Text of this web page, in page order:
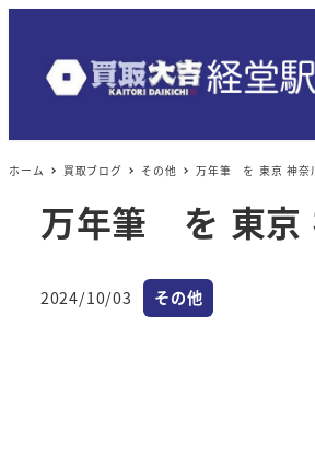
ホーム 買取ブログ その他 万年筆 を 東京 神奈
万年筆 を 東京
投稿日
2024/10/03 カテゴリー
その他